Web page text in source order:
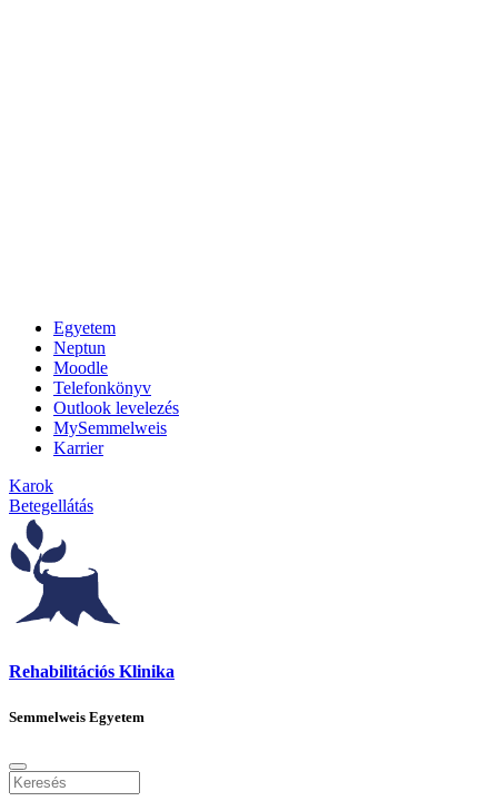
Egyetem
Neptun
Moodle
Telefonkönyv
Outlook levelezés
MySemmelweis
Karrier
Karok
Betegellátás
Rehabilitációs Klinika
Semmelweis Egyetem